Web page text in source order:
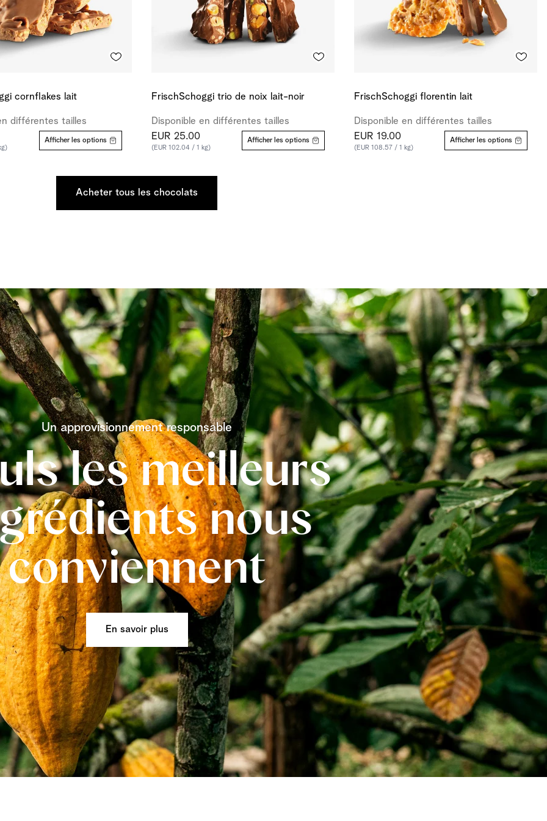
cornflakes lait
différentes tailles
Afficher les options
FrischSchoggi trio de noix lait-noir
Disponible en différentes tailles
EUR 25.00
(EUR 102.04 / 1 kg)
Afficher les options
FrischSchoggi florentin lait
Disponible en différentes tailles
EUR 19.00
(EUR 108.57 / 1 kg)
Afficher les options
Acheter tous les chocolats
Un approvisionnement responsable
les meilleurs
nous
conviennent
En savoir plus